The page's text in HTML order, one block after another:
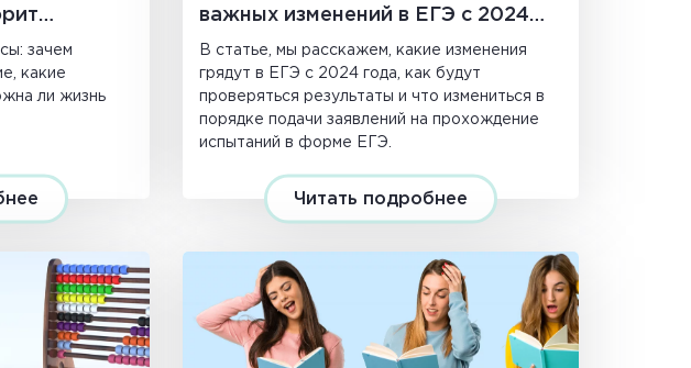
зачем
какие
ли жизнь
важных изменений в ЕГЭ с 2024
года
В статье, мы расскажем, какие изменения
грядут в ЕГЭ с 2024 года, как будут
проверяться результаты и что измениться в
порядке подачи заявлений на прохождение
испытаний в форме ЕГЭ.
Читать подробнее